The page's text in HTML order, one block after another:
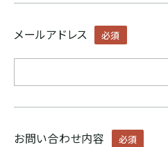
メールアドレス 必須
お問い合わせ内容 必須
インド